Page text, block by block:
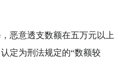
恶意透支数额在五万元以上
定为刑法规定的“数额较